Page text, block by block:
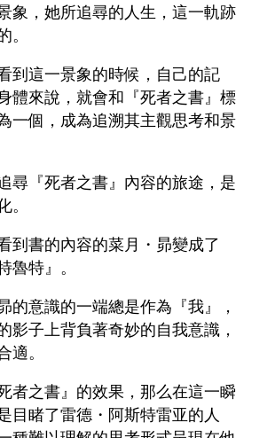
象，她所追尋的人生，這一軌跡
到這一景象的時候，自己的記
體來說，就會和『死者之書』標
一個，成為追溯其主觀思考和景
尋『死者之書』內容的旅途，是
到書的內容的菜月・昴變成了
魯特』。
的意識的一端總是作為『我』，
影子上背負著奇妙的自我意識，
適。
者之書』的效果，那么在這一瞬
目睹了雷德・阿斯特雷亚的人